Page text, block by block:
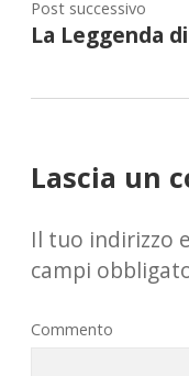
Post successivo
La Leggenda
Lascia un
Il tuo indirizzo
campi
Commento